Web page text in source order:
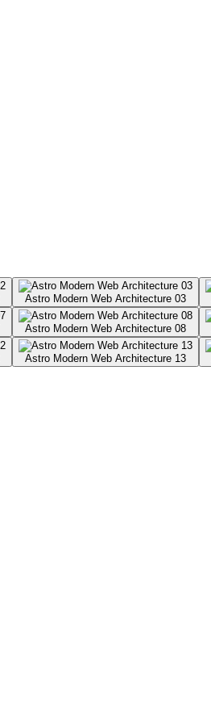
Astro Modern Web Architecture 03
Astro Modern Web Architecture 08
Astro Modern Web Architecture 13